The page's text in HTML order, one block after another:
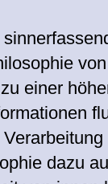
einer
dazu